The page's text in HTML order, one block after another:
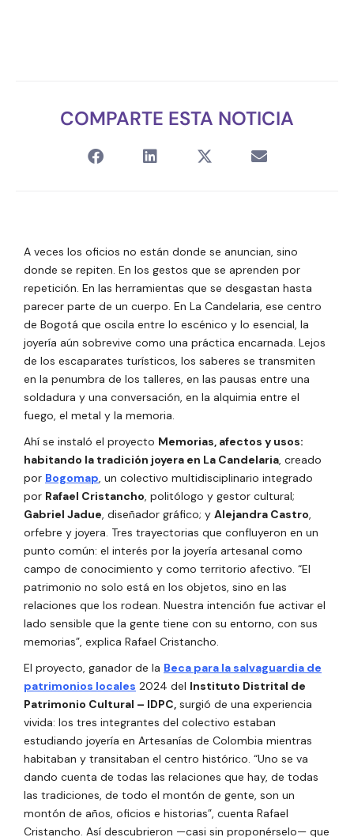
COMPARTE ESTA NOTICIA
A veces los oficios no están donde se anuncian, sino
donde se repiten. En los gestos que se aprenden por
repetición. En las herramientas que se desgastan hasta
parecer parte de un cuerpo. En La Candelaria, ese centro
de Bogotá que oscila entre lo escénico y lo esencial, la
joyería aún sobrevive como una práctica encarnada. Lejos
de los escaparates turísticos, los saberes se transmiten
en la penumbra de los talleres, en las pausas entre una
soldadura y una conversación, en la alquimia entre el
fuego, el metal y la memoria.
Ahí se instaló el proyecto Memorias, afectos y usos:
habitando la tradición joyera en La Candelaria, creado
por Bogomap, un colectivo multidisciplinario integrado
por Rafael Cristancho, politólogo y gestor cultural;
Gabriel Jadue, diseñador gráfico; y Alejandra Castro,
orfebre y joyera. Tres trayectorias que confluyeron en un
punto común: el interés por la joyería artesanal como
campo de conocimiento y como territorio afectivo. “El
patrimonio no solo está en los objetos, sino en las
relaciones que los rodean. Nuestra intención fue activar el
lado sensible que la gente tiene con su entorno, con sus
memorias”, explica Rafael Cristancho.
El proyecto, ganador de la Beca para la salvaguardia de
patrimonios locales 2024 del Instituto Distrital de
Patrimonio Cultural – IDPC, surgió de una experiencia
vivida: los tres integrantes del colectivo estaban
estudiando joyería en Artesanías de Colombia mientras
habitaban y transitaban el centro histórico. “Uno se va
dando cuenta de todas las relaciones que hay, de todas
las tradiciones, de todo el montón de gente, son un
montón de años, oficios e historias”, cuenta Rafael
Cristancho. Así descubrieron —casi sin proponérselo— que